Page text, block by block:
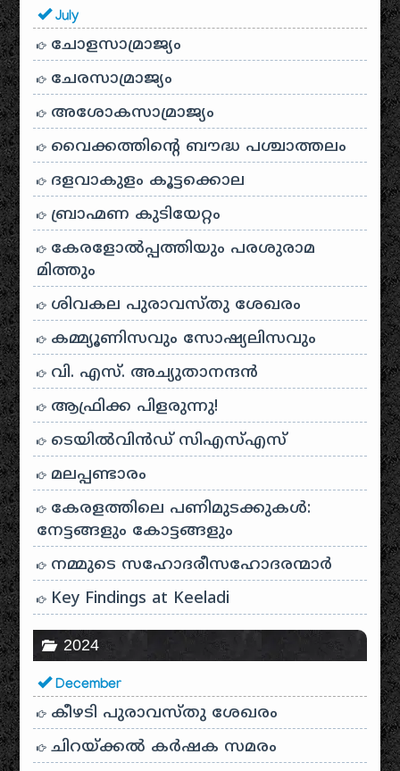
July
ചോളസാമ്രാജ്യം
ചേരസാമ്രാജ്യം
അശോകസാമ്രാജ്യം
വൈക്കത്തിന്റെ ബൗദ്ധ പശ്ചാത്തലം
ദളവാകുളം കൂട്ടക്കൊല
ബ്രാഹ്മണ കുടിയേറ്റം
കേരളോൽപ്പത്തിയും പരശുരാമ
മിത്തും
ശിവകല പുരാവസ്തു ശേഖരം
കമ്മ്യൂണിസവും സോഷ്യലിസവും
വി. എസ്. അച്യുതാനന്ദൻ
ആഫ്രിക്ക പിളരുന്നു!
ടെയിൽ‌വിൻഡ് സി‌എസ്‌എസ്
മലപ്പണ്ടാരം
കേരളത്തിലെ പണിമുടക്കുകൾ:
നേട്ടങ്ങളും കോട്ടങ്ങളും
നമ്മുടെ സഹോദരീസഹോദരന്മാർ
Key Findings at Keeladi
2024
December
കീഴടി പുരാവസ്തു ശേഖരം
ചിറയ്ക്കൽ കർഷക സമരം